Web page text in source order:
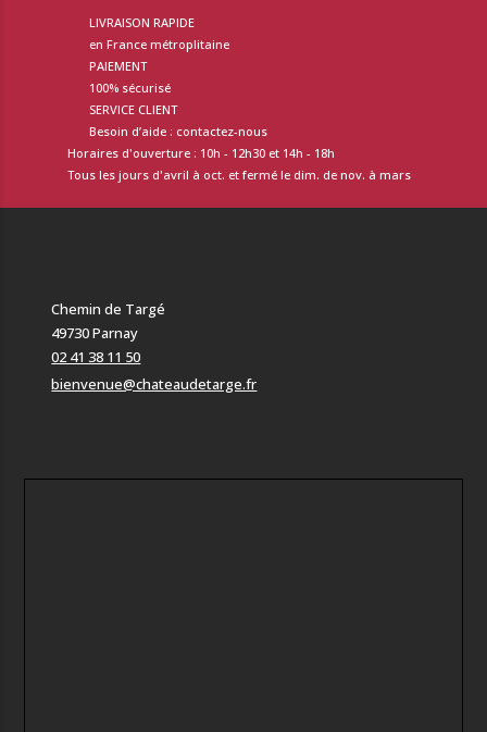
LIVRAISON RAPIDE
en France métroplitaine
PAIEMENT
100% sécurisé
SERVICE CLIENT
Besoin d’aide : contactez-nous
Horaires d'ouverture : 10h - 12h30 et 14h - 18h
Tous les jours d'avril à oct. et fermé le dim. de nov. à mars
Chemin de Targé
49730 Parnay
02 41 38 11 50
bienvenue@chateaudetarge.fr